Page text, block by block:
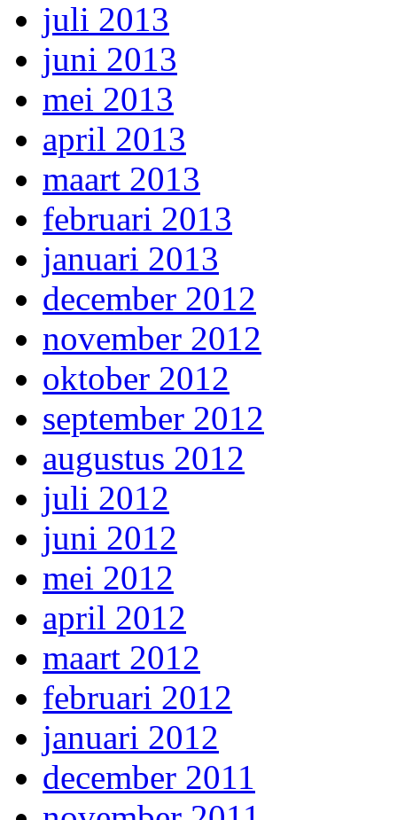
juli 2013
juni 2013
mei 2013
april 2013
maart 2013
februari 2013
januari 2013
december 2012
november 2012
oktober 2012
september 2012
augustus 2012
juli 2012
juni 2012
mei 2012
april 2012
maart 2012
februari 2012
januari 2012
december 2011